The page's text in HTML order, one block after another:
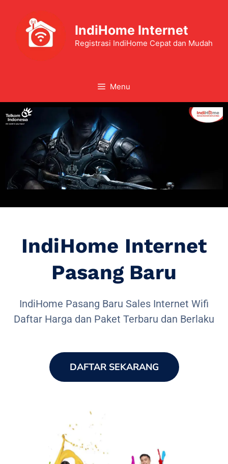
IndiHome Internet
Registrasi IndiHome Cepat dan Mudah
Menu
IndiHome Internet
Pasang Baru
IndiHome Pasang Baru Sales Internet Wifi
Daftar Harga dan Paket Terbaru dan Berlaku
DAFTAR SEKARANG